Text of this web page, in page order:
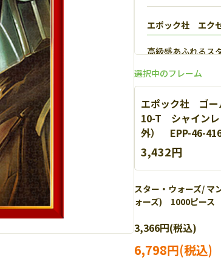
エポック社 エク
高級感あふれるス
エポック社 パネ
軽量なアルミを使
細】
選択中のフレーム
エポック社 ゴー
10-T シャイン
外） EPP-46-
3,432円
スター・ウォーズ/
ォーズ) 1000ピー
3,366円(税込)
6,798円(税込)